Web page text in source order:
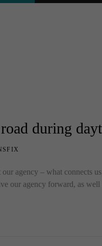
during
agency – what connects
our agency forward, as